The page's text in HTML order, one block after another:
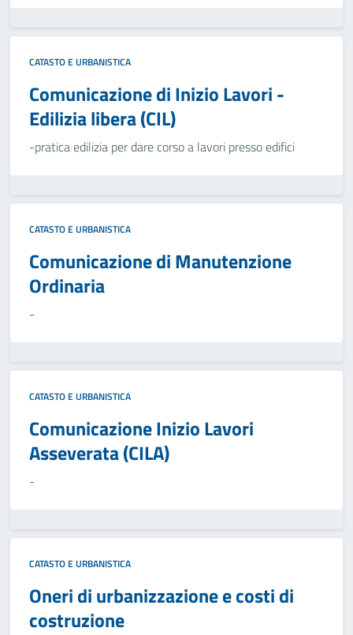
CATASTO E URBANISTICA
Comunicazione di Inizio Lavori -
Edilizia libera (CIL)
-pratica edilizia per dare corso a lavori presso edifici
CATASTO E URBANISTICA
Comunicazione di Manutenzione
Ordinaria
-
CATASTO E URBANISTICA
Comunicazione Inizio Lavori
Asseverata (CILA)
-
CATASTO E URBANISTICA
Oneri di urbanizzazione e costi di
costruzione